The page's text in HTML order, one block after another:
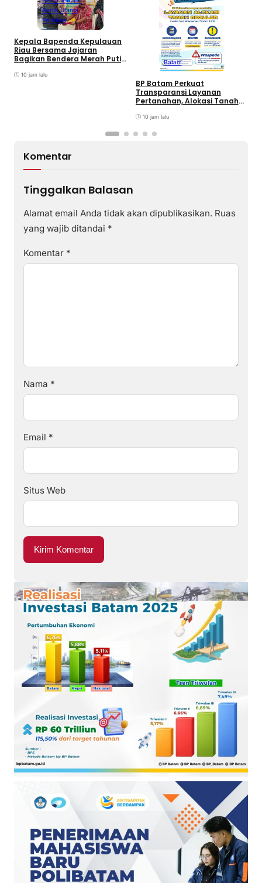
Berita Utama
Peristiwa
Kepala Bapenda Kepulauan
Riau Bersama Jajaran
Bagikan Bendera Merah Putih
Bermotor di Kantor Samsat
10 jam lalu
Batam
BP Batam Perkuat
Transparansi Layanan
Pertanahan, Alokasi Tanah
LMS10 jam lalu
Komentar
Tinggalkan Balasan
Alamat email Anda tidak akan dipublikasikan. Ruas
yang wajib ditandai *
Komentar *
Nama *
Email *
Situs Web